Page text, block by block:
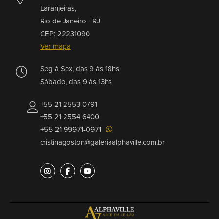
Laranjeiras,
Rio de Janeiro - RJ
CEP: 22231090
Ver mapa
Seg à Sex, das 9 às 18hs
Sábado, das 9 às 13hs
+55 21 2553 0791
+55 21 2554 6400
+55 21 99971-0971
cristinagoston@galeriaalphaville.com.br